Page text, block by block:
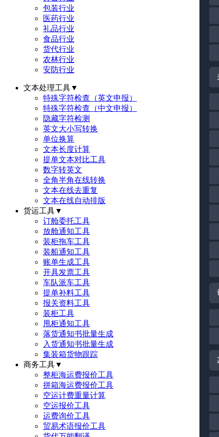
包装行业
医药行业
礼品行业
食品行业
货代行业
农林行业
安防行业
文本处理工具▼
特殊字符检查（英文申报）
特殊字符检查（中文申报）
隐藏字符检测
英文大小写转换
单位换算
文本长度计算
提单文本对比工具
数字转英文
全角半角在线转换
文本在线去重复
文本在线自动排版
货运工具▼
订舱委托工具
放舱通知工具
装柜拖车工具
装船通知工具
账单生成工具
开具发票工具
车队派车工具
提单补料工具
报关资料工具
装柜工具
甩柜通知工具
落货通知书批量生成
入货通知书批量生成
集装箱货物跟踪
商务工具▼
整柜海运费报价工具
拼箱海运费报价工具
空运计费重量计算
空运报价工具
运费询价工具
贸易术语报价工具